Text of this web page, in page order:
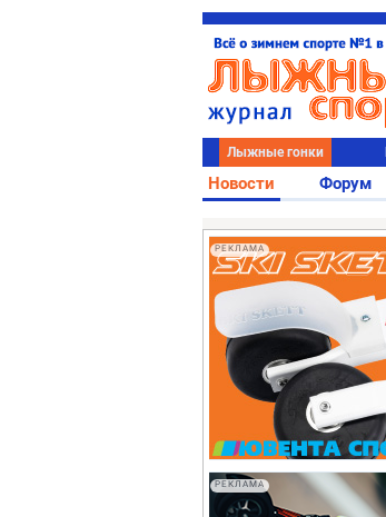
Лыжные гонки
Новости Форум
РЕКЛАМА
РЕКЛАМА